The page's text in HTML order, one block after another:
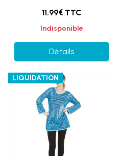
11.99€ TTC
Indisponible
Détails
LIQUIDATION